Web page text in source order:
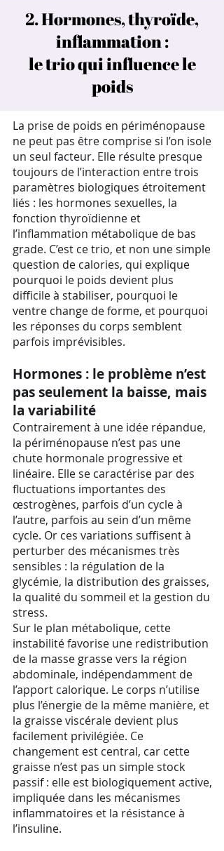
2. Hormones, thyroïde,
inflammation :
le trio qui influence le
poids
La prise de poids en périménopause
ne peut pas être comprise si l’on isole
un seul facteur. Elle résulte presque
toujours de l’interaction entre trois
paramètres biologiques étroitement
liés : les hormones sexuelles, la
fonction thyroïdienne et
l’inflammation métabolique de bas
grade. C’est ce trio, et non une simple
question de calories, qui explique
pourquoi le poids devient plus
difficile à stabiliser, pourquoi le
ventre change de forme, et pourquoi
les réponses du corps semblent
parfois imprévisibles.
Hormones : le problème n’est
pas seulement la baisse, mais
la variabilité
Contrairement à une idée répandue,
la périménopause n’est pas une
chute hormonale progressive et
linéaire. Elle se caractérise par des
fluctuations importantes des
œstrogènes, parfois d’un cycle à
l’autre, parfois au sein d’un même
cycle. Or ces variations suffisent à
perturber des mécanismes très
sensibles : la régulation de la
glycémie, la distribution des graisses,
la qualité du sommeil et la gestion du
stress.
Sur le plan métabolique, cette
instabilité favorise une redistribution
de la masse grasse vers la région
abdominale, indépendamment de
l’apport calorique. Le corps n’utilise
plus l’énergie de la même manière, et
la graisse viscérale devient plus
facilement privilégiée. Ce
changement est central, car cette
graisse n’est pas un simple stock
passif : elle est biologiquement active,
impliquée dans les mécanismes
inflammatoires et la résistance à
l’insuline.